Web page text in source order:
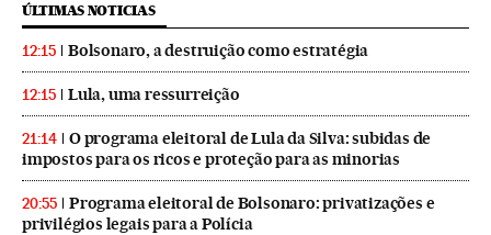
ÚLTIMAS NOTICIAS
12:15 Bolsonaro, a destruição como estratégia
12:15 Lula, uma ressurreição
21:14
O programa eleitoral de Lula da Silva: subidas de
impostos para os ricos e proteção para as minorias
20:55
Programa eleitoral de Bolsonaro: privatizações e
privilégios legais para a Polícia